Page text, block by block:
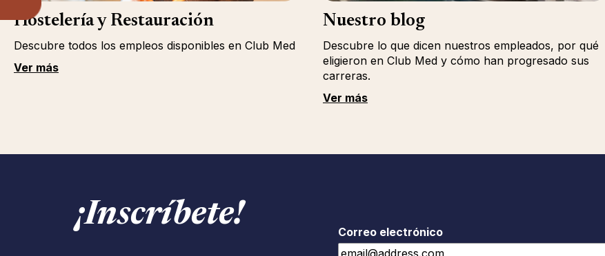
Hostelería y Restauración
Descubre todos los empleos disponibles en Club Med
Ver más
Nuestro blog
Descubre lo que dicen nuestros empleados, por qué
eligieron en Club Med y cómo han progresado sus
carreras.
Ver más
¡Inscríbete!
Correo electrónico